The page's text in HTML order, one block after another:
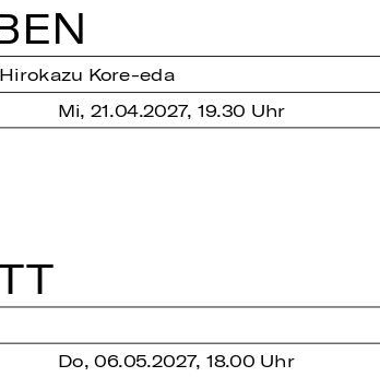
Kore-eda
Mi, 21.04.2027, 19.30 Uhr
Do, 06.05.2027, 18.00 Uhr